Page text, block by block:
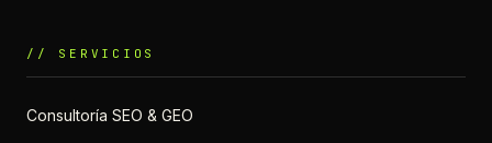
// SERVICIOS
Consultoría SEO & GEO